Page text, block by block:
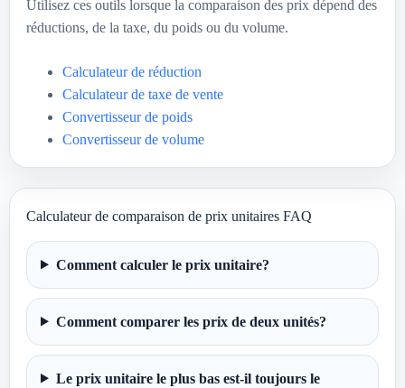
Utilisez ces outils lorsque la comparaison des prix dépend des
réductions, de la taxe, du poids ou du volume.
Calculateur de réduction
Calculateur de taxe de vente
Convertisseur de poids
Convertisseur de volume
Calculateur de comparaison de prix unitaires FAQ
Comment calculer le prix unitaire?
Comment comparer les prix de deux unités?
Le prix unitaire le plus bas est-il toujours le